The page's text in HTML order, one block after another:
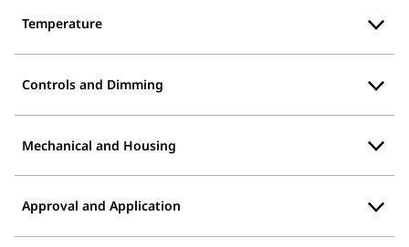
Temperature
Controls and Dimming
Mechanical and Housing
Approval and Application